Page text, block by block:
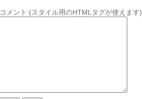
コメント:(スタイル用のHTMLタグが使えます)